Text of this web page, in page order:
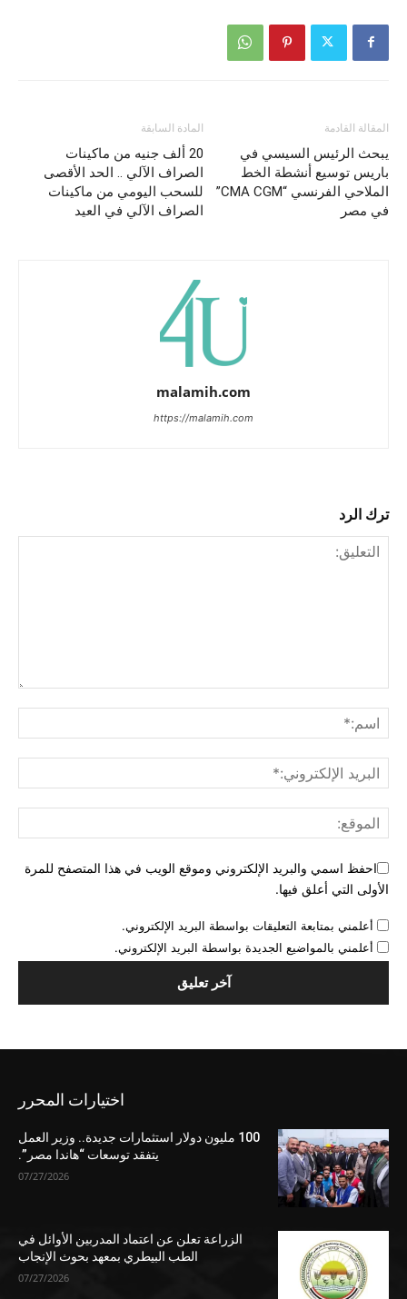
المادة السابقة
20 ألف جنيه من ماكينات
الصراف الآلي .. الحد الأقصى
للسحب اليومي من ماكينات
الصراف الآلي في العيد
المقالة القادمة
يبحث الرئيس السيسي في
باريس توسيع أنشطة الخط
الملاحي الفرنسي “CMA CGM”
في مصر
malamih.com
https://malamih.com
ترك الرد
احفظ اسمي والبريد الإلكتروني وموقع الويب في هذا المتصفح للمرة
الأولى التي أعلق فيها.
أعلمني بمتابعة التعليقات بواسطة البريد الإلكتروني.
أعلمني بالمواضيع الجديدة بواسطة البريد الإلكتروني.
اختيارات المحرر
100 مليون دولار استثمارات جديدة.. وزير العمل
يتفقد توسعات “هاندا مصر”.
07/27/2026
الزراعة تعلن عن اعتماد المدربين الأوائل في
الطب البيطري بمعهد بحوث الإنجاب
07/27/2026